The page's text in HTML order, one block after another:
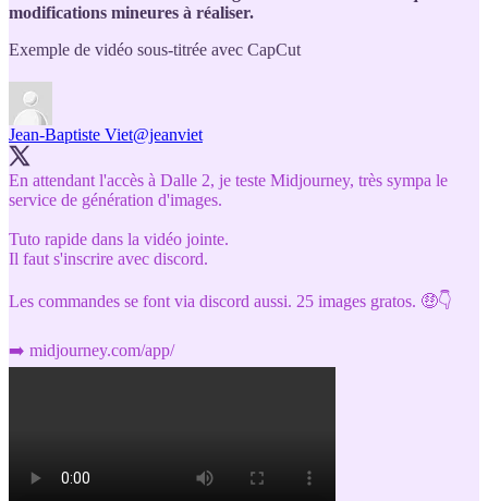
modifications mineures à réaliser.
Exemple de vidéo sous-titrée avec CapCut
Jean-Baptiste Viet@jeanviet
En attendant l'accès à Dalle 2, je teste Midjourney, très sympa le
service de génération d'images.
Tuto rapide dans la vidéo jointe.
Il faut s'inscrire avec discord.
Les commandes se font via discord aussi. 25 images gratos. 🤑👇
➡️ midjourney.com/app/